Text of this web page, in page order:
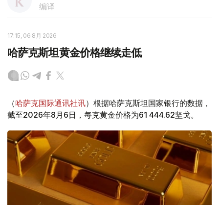
编译
17:15, 06 8月 2026
哈萨克斯坦黄金价格继续走低
（哈萨克国际通讯社讯）根据哈萨克斯坦国家银行的数据，
截至2026年8月6日，每克黄金价格为61 444.62坚戈。